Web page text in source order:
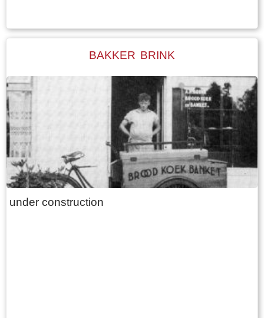
Walma State is één van de boerderijen op deze
zwanenjacht. Op oude kaarten staat naast de
boerderij nog een wier. In 1511 wordt er nog een
stinsgracht genoemd. Uit het Register van
aanbreng van 1511 blijkt dat Epa Ighaz “eijgen
geërffd” eigenaar is en Albert Hoytes pachtboer
op de grootste boerderij onder Folsgara. De
boerderij omvat dan LXXX (80) ponden land,
waarvan “36 ponden Hooijland, 31 ponden
BAKKER BRINK
under construction